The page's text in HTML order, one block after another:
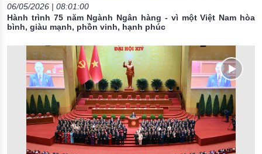
06/05/2026 | 08:01:00
Hành trình 75 năm Ngành Ngân hàng - vì một Việt Nam hòa
bình, giàu mạnh, phồn vinh, hạnh phúc